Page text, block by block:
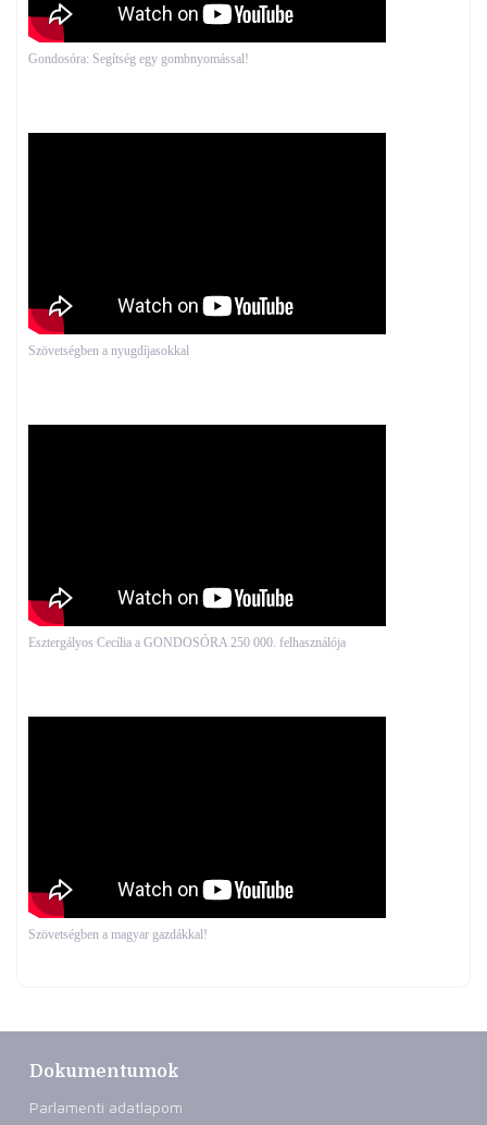
Gondosóra: Segítség egy gombnyomással!
Szövetségben a nyugdíjasokkal
Esztergályos Cecília a GONDOSÓRA 250 000. felhasználója
Szövetségben a magyar gazdákkal!
Dokumentumok
Parlamenti adatlapom